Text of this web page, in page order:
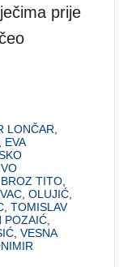
prije
LONČAR,
, EVA
TITO,
,OLUJIĆ,
,TOMISLAV
POZAIĆ,
,VESNA